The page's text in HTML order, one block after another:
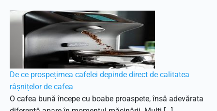
De ce prospețimea cafelei depinde direct de calitatea
râșnițelor de cafea
O cafea bună începe cu boabe proaspete, însă adevărata